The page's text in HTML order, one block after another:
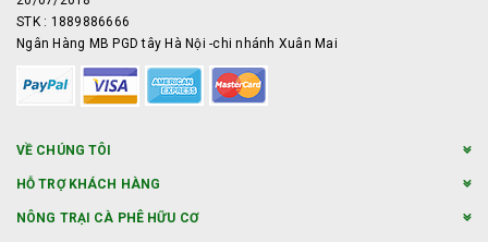
STK : 1889886666
Ngân Hàng MB PGD tây Hà Nội -chi nhánh Xuân Mai
VỀ CHÚNG TÔI
HỖ TRỢ KHÁCH HÀNG
NÔNG TRẠI CÀ PHÊ HỮU CƠ